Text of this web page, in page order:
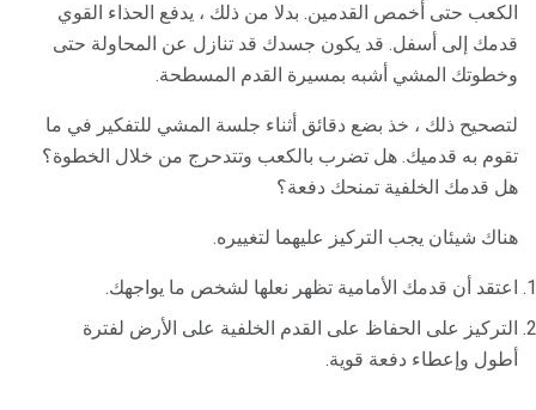
الكعب حتى أخمص القدمين. بدلا من ذلك ، يدفع الحذاء القوي
قدمك إلى أسفل. قد يكون جسدك قد تنازل عن المحاولة حتى
وخطوتك المشي أشبه بمسيرة القدم المسطحة.
لتصحيح ذلك ، خذ بضع دقائق أثناء جلسة المشي للتفكير في ما
تقوم به قدميك. هل تضرب بالكعب وتتدحرج من خلال الخطوة؟
هل قدمك الخلفية تمنحك دفعة؟
هناك شيئان يجب التركيز عليهما لتغييره.
اعتقد أن قدمك الأمامية تظهر نعلها لشخص ما يواجهك.
التركيز على الحفاظ على القدم الخلفية على الأرض لفترة
أطول وإعطاء دفعة قوية.